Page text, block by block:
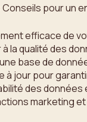
pour un
efficace de
la qualité des
base de
à jour pour
des
marketing